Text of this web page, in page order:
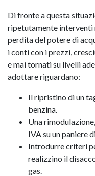
Di fronte a questa
ripetutamente interventi
perdita del potere di
i conti con i prezzi,
e mai tornati su livelli
adottare riguardano:
Il ripristino di un
benzina.
Una
IVA su un paniere
Introdurre criteri
realizzino il
gas.